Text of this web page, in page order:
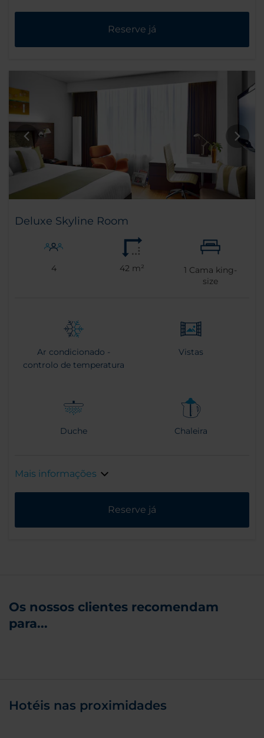
Reserve já
Deluxe Skyline Room
4 42 m² 1 Cama king-
size
Ar condicionado -
controlo de temperatura
Vistas
Duche Chaleira
Mais informações
Reserve já
Os nossos clientes recomendam
para...
Hotéis nas proximidades